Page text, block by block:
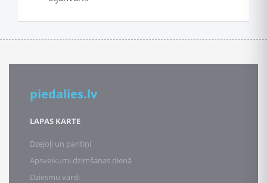
piedalies.lv
LAPAS KARTE
Dzejoļi un pantiņi
Apsveikumi dzimšanas dienā
Dziesmu vārdi